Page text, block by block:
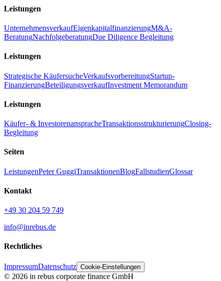
Leistungen
UnternehmensverkaufEigenkapitalfinanzierungM&A-
BeratungNachfolgeberatungDue Diligence Begleitung
Leistungen
Strategische KäufersucheVerkaufsvorbereitungStartup-
FinanzierungBeteiligungsverkaufInvestment Memorandum
Leistungen
Käufer- & InvestorenanspracheTransaktionsstrukturierungClosing-
Begleitung
Seiten
LeistungenPeter GuggiTransaktionenBlogFallstudienGlossar
Kontakt
+49 30 204 59 749
info@inrebus.de
Rechtliches
ImpressumDatenschutz Cookie-Einstellungen
© 2026 in rebus corporate finance GmbH